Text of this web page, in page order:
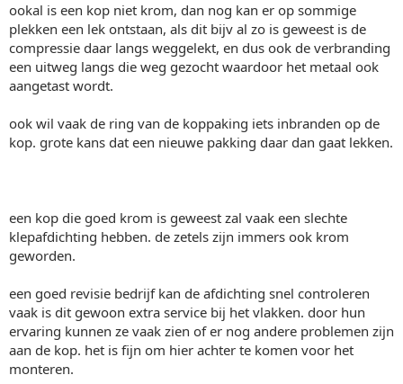
ookal is een kop niet krom, dan nog kan er op sommige
plekken een lek ontstaan, als dit bijv al zo is geweest is de
compressie daar langs weggelekt, en dus ook de verbranding
een uitweg langs die weg gezocht waardoor het metaal ook
aangetast wordt.
ook wil vaak de ring van de koppaking iets inbranden op de
kop. grote kans dat een nieuwe pakking daar dan gaat lekken.
een kop die goed krom is geweest zal vaak een slechte
klepafdichting hebben. de zetels zijn immers ook krom
geworden.
een goed revisie bedrijf kan de afdichting snel controleren
vaak is dit gewoon extra service bij het vlakken. door hun
ervaring kunnen ze vaak zien of er nog andere problemen zijn
aan de kop. het is fijn om hier achter te komen voor het
monteren.